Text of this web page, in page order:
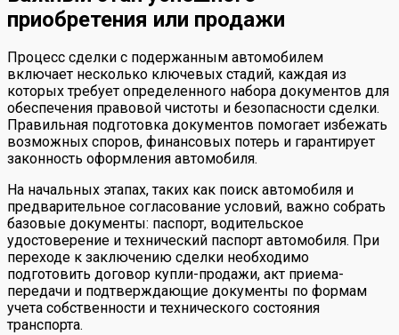
приобретения или продажи
Процесс сделки с подержанным автомобилем
включает несколько ключевых стадий, каждая из
которых требует определенного набора документов для
обеспечения правовой чистоты и безопасности сделки.
Правильная подготовка документов помогает избежать
возможных споров, финансовых потерь и гарантирует
законность оформления автомобиля.
На начальных этапах, таких как поиск автомобиля и
предварительное согласование условий, важно собрать
базовые документы: паспорт, водительское
удостоверение и технический паспорт автомобиля. При
переходе к заключению сделки необходимо
подготовить договор купли-продажи, акт приема-
передачи и подтверждающие документы по формам
учета собственности и технического состояния
транспорта.